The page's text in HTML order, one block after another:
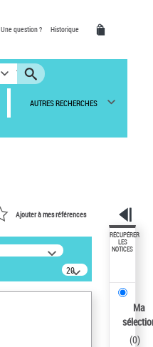
Une question ? Historique
AUTRES RECHERCHES
Ajouter à mes références
20
résultats/page
RÉCUPÉRER
LES
NOTICES
Ma
(0)